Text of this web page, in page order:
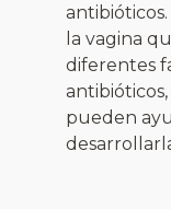
la vagina
diferentes
pueden